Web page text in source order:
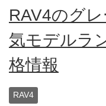
RAV4のグ
気モデルラ
格情報
RAV4